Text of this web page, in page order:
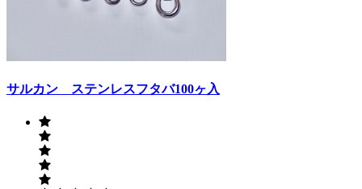
サルカン ステンレスフタバ100ヶ入